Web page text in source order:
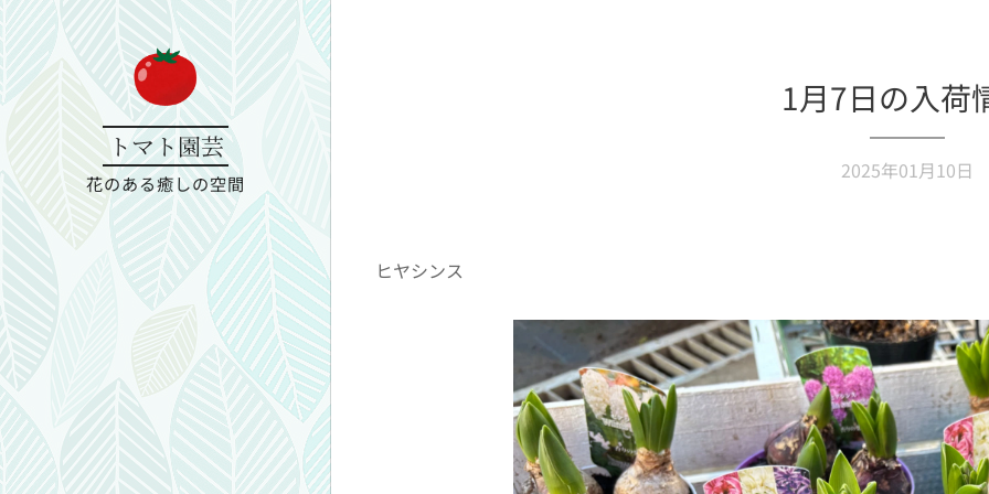
トマト園芸
花のある癒しの空間
1月7日の入荷
2025年01月10日
ヒヤシンス